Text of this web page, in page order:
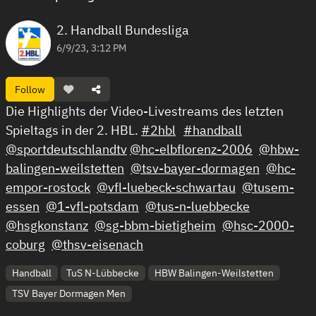
2. Handball Bundesliga
6/9/23, 3:12 PM
Follow
Die Highlights der Video-Livestreams des letzten
Spieltags in der 2. HBL. #2hbl #handball
@sportdeutschlandtv @hc-elbflorenz-2006 @hbw-
balingen-weilstetten @tsv-bayer-dormagen @hc-
empor-rostock @vfl-luebeck-schwartau @tusem-
essen @1-vfl-potsdam @tus-n-luebbecke
@hsgkonstanz @sg-bbm-bietigheim @hsc-2000-
coburg @thsv-eisenach
Handball TuS N-Lübbecke
HBW Balingen-Weilstetten
TSV Bayer Dormagen Men